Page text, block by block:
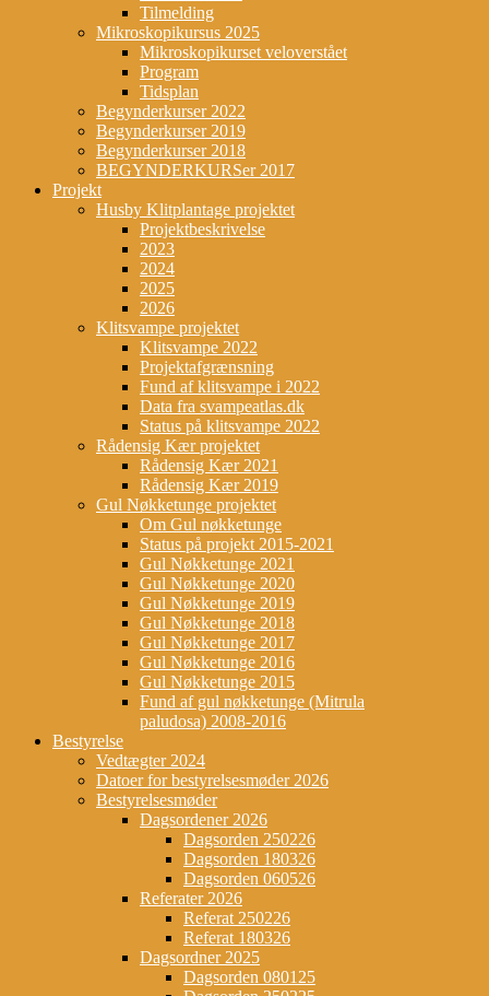
Tilmelding
Mikroskopikursus 2025
Mikroskopikurset veloverstået
Program
Tidsplan
Begynderkurser 2022
Begynderkurser 2019
Begynderkurser 2018
BEGYNDERKURSer 2017
Projekt
Husby Klitplantage projektet
Projektbeskrivelse
2023
2024
2025
2026
Klitsvampe projektet
Klitsvampe 2022
Projektafgrænsning
Fund af klitsvampe i 2022
Data fra svampeatlas.dk
Status på klitsvampe 2022
Rådensig Kær projektet
Rådensig Kær 2021
Rådensig Kær 2019
Gul Nøkketunge projektet
Om Gul nøkketunge
Status på projekt 2015-2021
Gul Nøkketunge 2021
Gul Nøkketunge 2020
Gul Nøkketunge 2019
Gul Nøkketunge 2018
Gul Nøkketunge 2017
Gul Nøkketunge 2016
Gul Nøkketunge 2015
Fund af gul nøkketunge (Mitrula
paludosa) 2008-2016
Bestyrelse
Vedtægter 2024
Datoer for bestyrelsesmøder 2026
Bestyrelsesmøder
Dagsordener 2026
Dagsorden 250226
Dagsorden 180326
Dagsorden 060526
Referater 2026
Referat 250226
Referat 180326
Dagsordner 2025
Dagsorden 080125